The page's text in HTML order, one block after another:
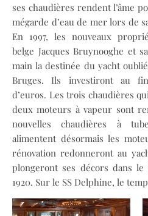
ses chaudières rendent l’âme
mégarde d’eau de mer lors de
En 1997, les nouveaux
belge Jacques Bruynooghe et
main la destinée du yacht
Bruges. Ils investiront au
d’euros. Les trois chaudières
deux moteurs à vapeur sont
nouvelles chaudières à
alimentent désormais les
rénovation redonneront au
plongeront ses décors dans le
1920. Sur le SS Delphine, le